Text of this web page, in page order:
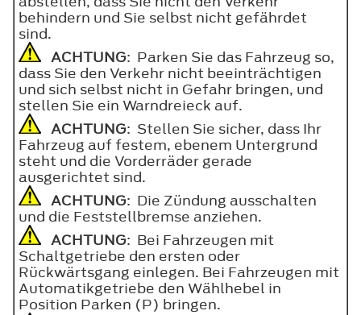
behindern und Sie selbst nicht gefährdet
sind.
ACHTUNG: Parken Sie das Fahrzeug so,
dass Sie den Verkehr nicht beeinträchtigen
und sich selbst nicht in Gefahr bringen, und
stellen Sie ein Warndreieck auf.
ACHTUNG: Stellen Sie sicher, dass Ihr
Fahrzeug auf festem, ebenem Untergrund
steht und die Vorderräder gerade
ausgerichtet sind.
ACHTUNG: Die Zündung ausschalten
und die Feststellbremse anziehen.
ACHTUNG: Bei Fahrzeugen mit
Schaltgetriebe den ersten oder
Rückwärtsgang einlegen. Bei Fahrzeugen mit
Automatikgetriebe den Wählhebel in
Position Parken (P) bringen.